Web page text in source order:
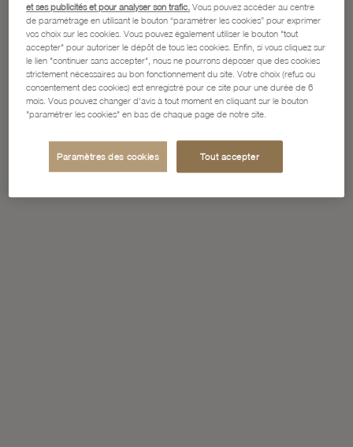
et ses publicités et pour analyser son trafic. Vous pouvez accéder au centre
de paramétrage en utilisant le bouton “paramétrer les cookies” pour exprimer
vos choix sur les cookies. Vous pouvez également utiliser le bouton "tout
accepter" pour autoriser le dépôt de tous les cookies. Enfin, si vous cliquez sur
le lien "continuer sans accepter", nous ne pourrons déposer que des cookies
strictement nécessaires au bon fonctionnement du site. Votre choix (refus ou
consentement des cookies) est enregistré pour ce site pour une durée de 6
mois. Vous pouvez changer d'avis à tout moment en cliquant sur le bouton
"paramétrer les cookies" en bas de chaque page de notre site.
Paramètres des cookies Tout accepter